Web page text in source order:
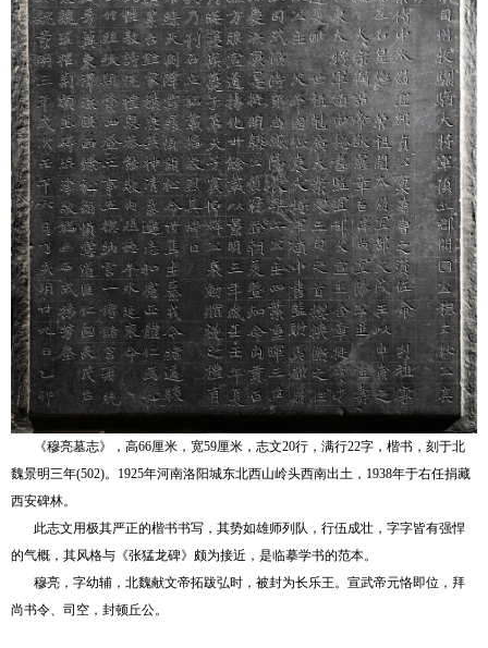
《穆亮墓志》，高66厘米，宽59厘米，志文20行，满行22字，楷书，刻于北
魏景明三年(502)。1925年河南洛阳城东北西山岭头西南出土，1938年于右任捐藏
西安碑林。
此志文用极其严正的楷书书写，其势如雄师列队，行伍成壮，字字皆有强悍
的气概，其风格与《张猛龙碑》颇为接近，是临摹学书的范本。
穆亮，字幼辅，北魏献文帝拓跋弘时，被封为长乐王。宣武帝元恪即位，拜
尚书令、司空，封顿丘公。